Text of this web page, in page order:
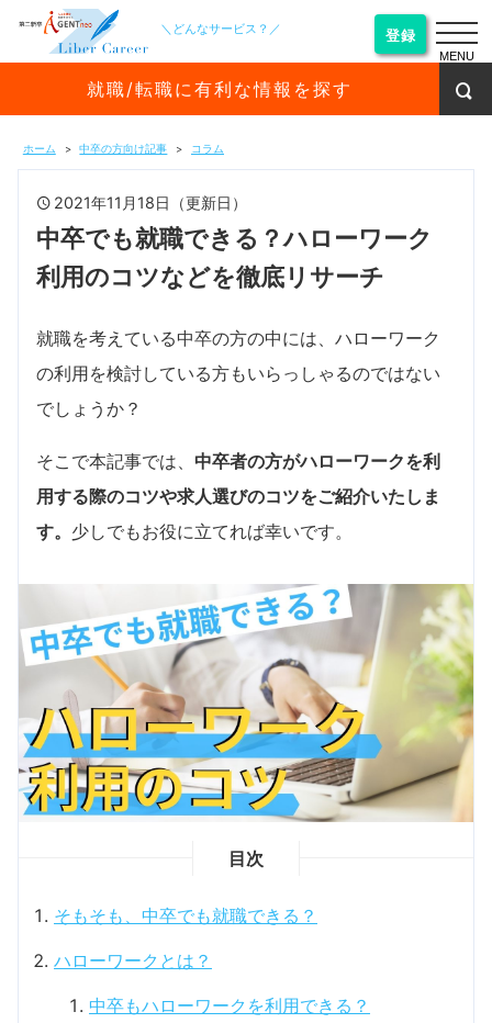
＼どんなサービス？／ 登録
就職/転職に有利な情報を探す
ホーム 中卒の方向け記事 コラム
2021年11月18日（更新日）
中卒でも就職できる？ハローワーク
利用のコツなどを徹底リサーチ
就職を考えている中卒の方の中には、ハローワーク
の利用を検討している方もいらっしゃるのではない
でしょうか？
そこで本記事では、 中卒者の方がハローワークを利
用する際のコツや求人選びのコツをご紹介いたしま
す。 少しでもお役に立てれば幸いです。
目次
そもそも、中卒でも就職できる？
ハローワークとは？
中卒もハローワークを利用できる？
MENU